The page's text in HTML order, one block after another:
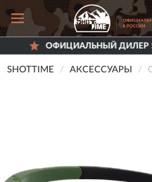
ДИЛЕРSHOTTIME В
SHOTTIME АКСЕССУАРЫ